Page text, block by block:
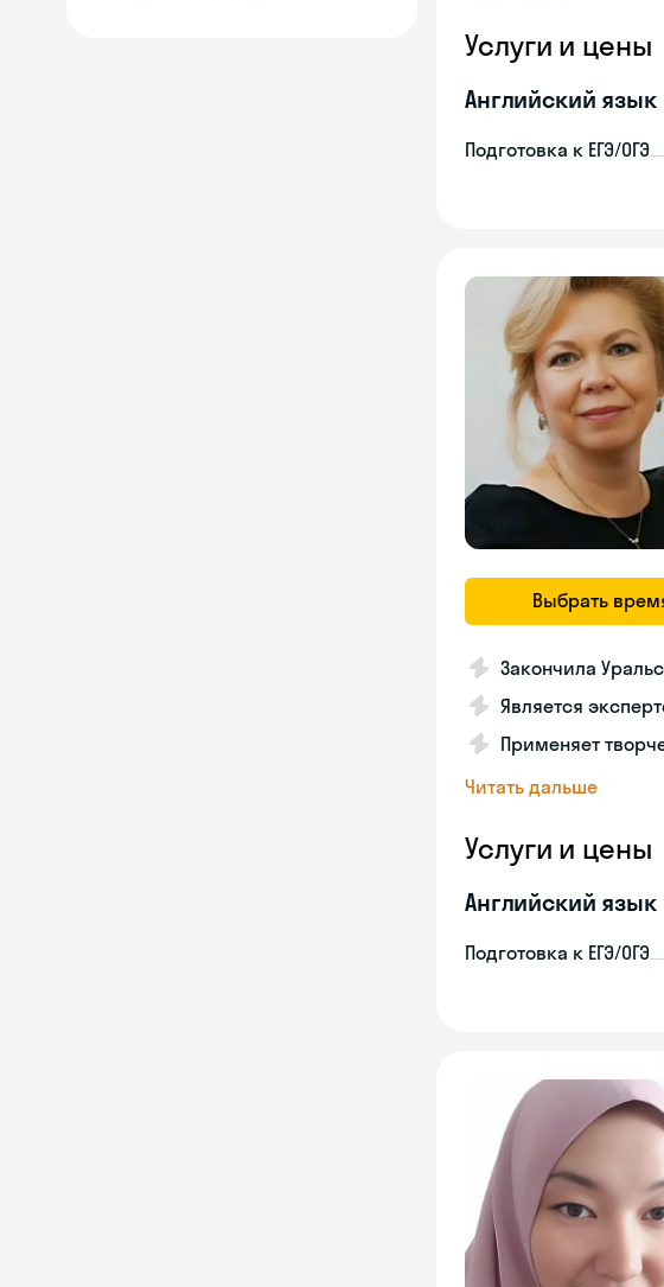
Услуги и цены
Английский язык
Подготовка к ЕГЭ/ОГЭ
Выбрать
Закончила
Является
Применяет
Читать дальше
Услуги и цены
Английский язык
Подготовка к ЕГЭ/ОГЭ